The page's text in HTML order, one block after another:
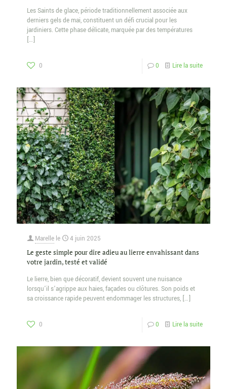
Les Saints de glace, période traditionnellement associée aux
derniers gels de mai, constituent un défi crucial pour les
jardiniers. Cette phase délicate, marquée par des températures
[…]
0 0 Lire la suite
Marelle le 4 juin 2025
Le geste simple pour dire adieu au lierre envahissant dans
votre jardin, testé et validé
Le lierre, bien que décoratif, devient souvent une nuisance
lorsqu’il s’agrippe aux haies, façades ou clôtures. Son poids et
sa croissance rapide peuvent endommager les structures, […]
0 0 Lire la suite